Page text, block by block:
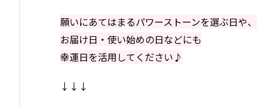
願いにあてはまるパワーストーンを選ぶ日や、
お届け日・使い始めの日などにも
幸運日を活用してください♪
↓↓↓